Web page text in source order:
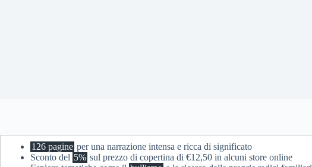
126 pagine per una narrazione intensa e ricca di significato
Sconto del 5% sul prezzo di copertina di €12,50 in alcuni store online